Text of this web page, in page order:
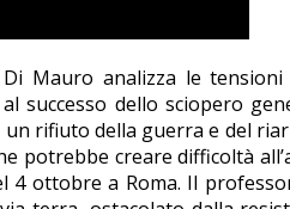
Mauro analizza le
successo dello sciopero
rifiuto della guerra e del
creare difficoltà
4 ottobre a Roma. Il